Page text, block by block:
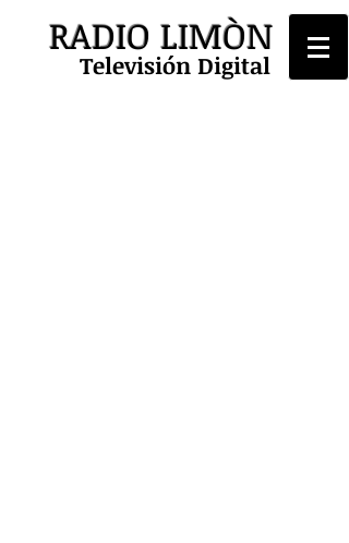
RADIO LIMÒN
Televisión Digital